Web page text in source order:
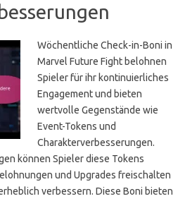
Wöchentliche Check-in-Boni in
Marvel Future Fight belohnen
Spieler für ihr kontinuierliches
Engagement und bieten
wertvolle Gegenstände wie
Event-Tokens und
Charakterverbesserungen.
können Spieler diese Tokens
und Upgrades freischalten
verbessern. Diese Boni bieten